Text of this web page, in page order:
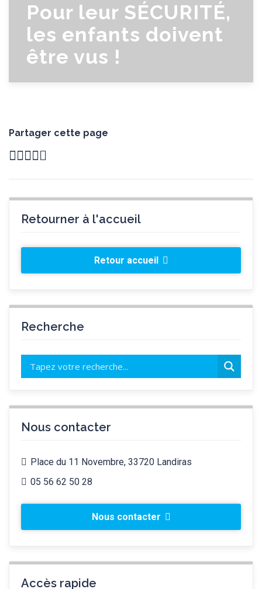
Pour leur SÉCURITÉ,
les enfants doivent
être vus !
Partager cette page
Retourner à l'accueil
Retour accueil
Recherche
Nous contacter
Place du 11 Novembre, 33720 Landiras
05 56 62 50 28
Nous contacter
Accès rapide